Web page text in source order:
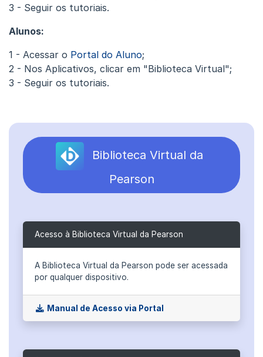
3 - Seguir os tutoriais.
Alunos:
1 - Acessar o Portal do Aluno;
2 - Nos Aplicativos, clicar em "Biblioteca Virtual";
3 - Seguir os tutoriais.
Biblioteca Virtual da
Pearson
Acesso à Biblioteca Virtual da Pearson
A Biblioteca Virtual da Pearson pode ser acessada
por qualquer dispositivo.
Manual de Acesso via Portal